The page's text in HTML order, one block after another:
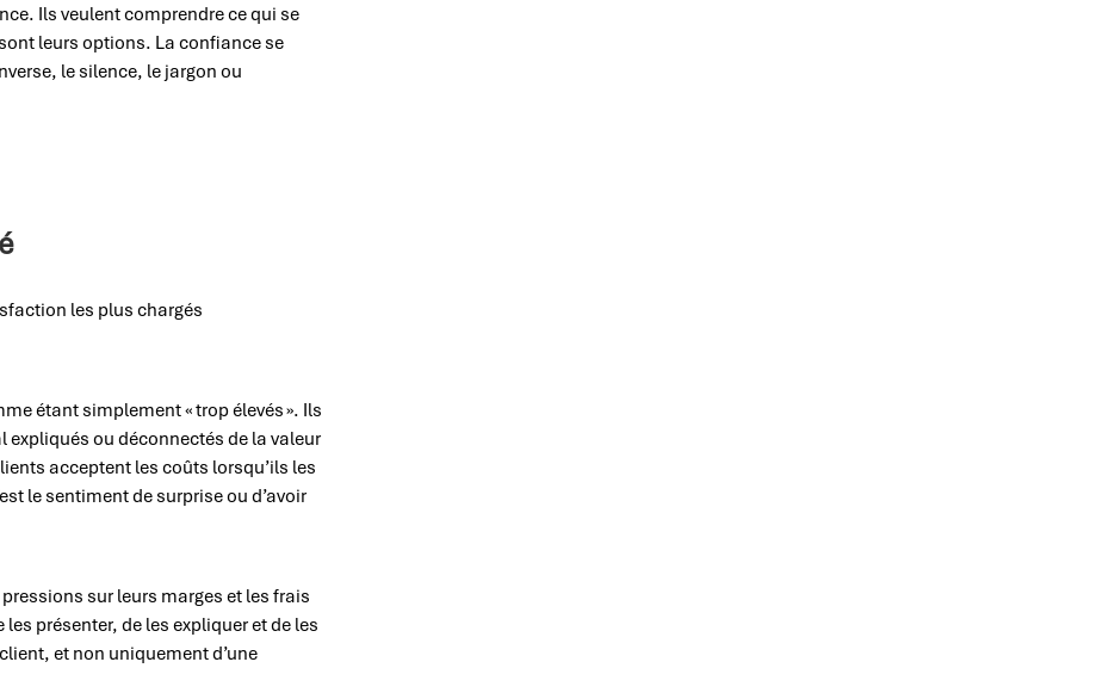
Ils veulent comprendre ce qui se
leurs options. La confiance se
le silence, le jargon ou
les plus chargés
étant simplement « trop élevés ». Ils
ou déconnectés de la valeur
acceptent les coûts lorsqu’ils les
le sentiment de surprise ou d’avoir
sur leurs marges et les frais
présenter, de les expliquer et de les
et non uniquement d’une